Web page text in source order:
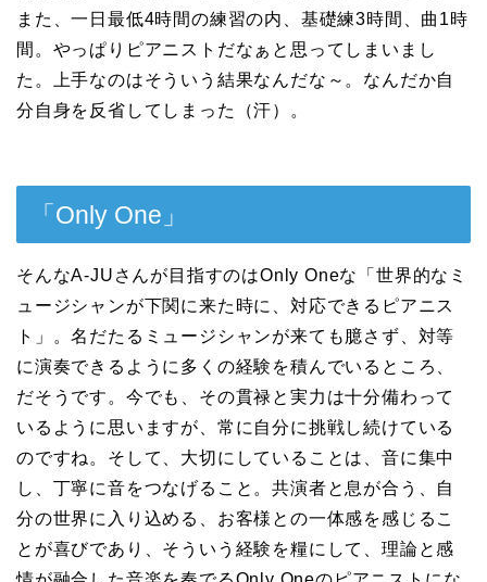
また、一日最低4時間の練習の内、基礎練3時間、曲1時
間。やっぱりピアニストだなぁと思ってしまいまし
た。上手なのはそういう結果なんだな～。なんだか自
分自身を反省してしまった（汗）。
「Only One」
そんなA-JUさんが目指すのはOnly Oneな「世界的なミ
ュージシャンが下関に来た時に、対応できるピアニス
ト」。名だたるミュージシャンが来ても臆さず、対等
に演奏できるように多くの経験を積んでいるところ、
だそうです。今でも、その貫禄と実力は十分備わって
いるように思いますが、常に自分に挑戦し続けている
のですね。そして、大切にしていることは、音に集中
し、丁寧に音をつなげること。共演者と息が合う、自
分の世界に入り込める、お客様との一体感を感じるこ
とが喜びであり、そういう経験を糧にして、理論と感